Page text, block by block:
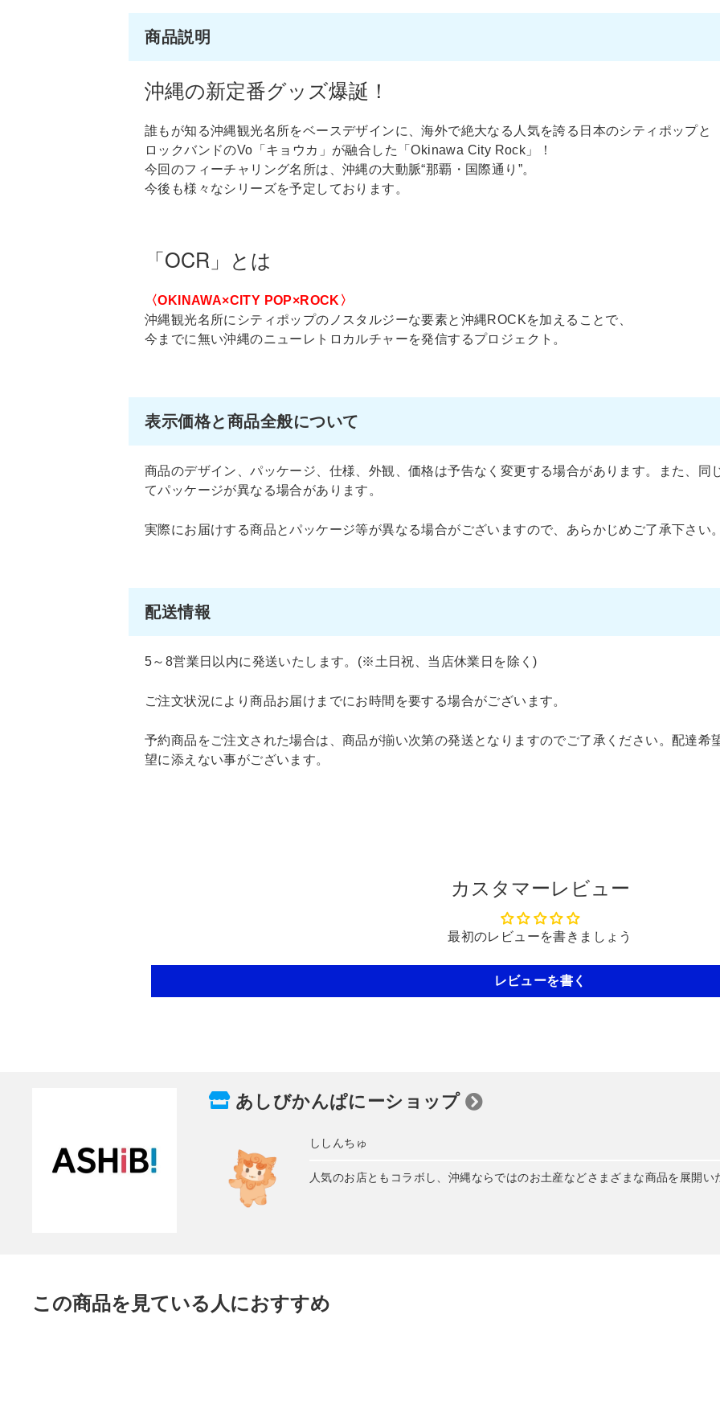
商品説明
沖縄の新定番グッズ爆誕！
誰もが知る沖縄観光名所をベースデザインに、海外で絶大なる人気を誇る日本のシティポップと
ロックバンドのVo「キョウカ」が融合した「Okinawa City Rock」！
今回のフィーチャリング名所は、沖縄の大動脈“那覇・国際通り”。
今後も様々なシリーズを予定しております。
「OCR」とは
〈OKINAWA×CITY POP×ROCK〉
沖縄観光名所にシティポップのノスタルジーな要素と沖縄ROCKを加えることで、
今までに無い沖縄のニューレトロカルチャーを発信するプロジェクト。
表示価格と商品全般について
商品のデザイン、パッケージ、仕様、外観、価格は予告なく変更する場合があります。また、同
てパッケージが異なる場合があります。
実際にお届けする商品とパッケージ等が異なる場合がございますので、あらかじめご了承下さい。
配送情報
5～8営業日以内に発送いたします。(※土日祝、当店休業日を除く)
ご注文状況により商品お届けまでにお時間を要する場合がございます。
予約商品をご注文された場合は、商品が揃い次第の発送となりますのでご了承ください。配達希
望に添えない事がございます。
カスタマーレビュー
最初のレビューを書きましょう
レビューを書く
あしびかんぱにーショップ
ししんちゅ
人気のお店ともコラボし、沖縄ならではのお土産などさまざまな商品を展開い
この商品を見ている人におすすめ